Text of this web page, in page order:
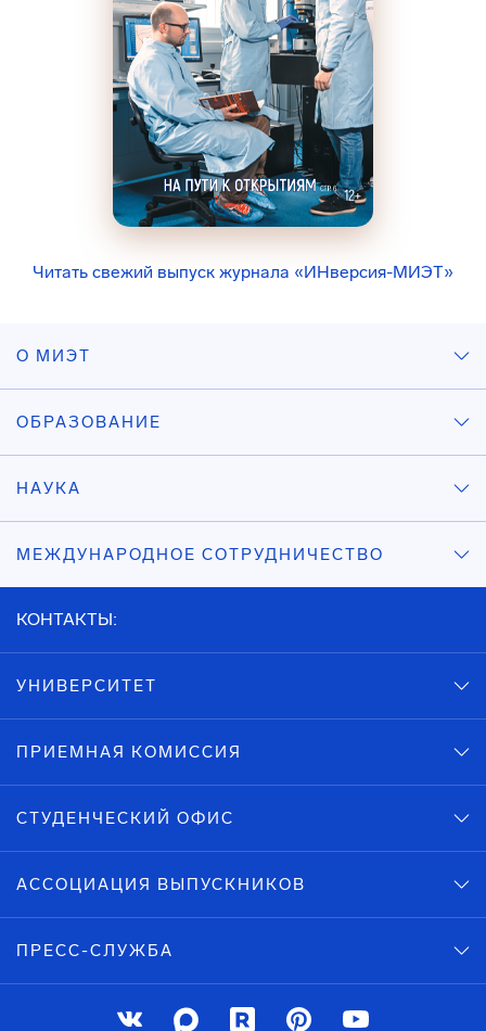
Читать свежий выпуск журнала «ИНверсия-МИЭТ»
О МИЭТ
ОБРАЗОВАНИЕ
НАУКА
МЕЖДУНАРОДНОЕ СОТРУДНИЧЕСТВО
КОНТАКТЫ:
УНИВЕРСИТЕТ
ПРИЕМНАЯ КОМИССИЯ
СТУДЕНЧЕСКИЙ ОФИС
АССОЦИАЦИЯ ВЫПУСКНИКОВ
ПРЕСС-СЛУЖБА